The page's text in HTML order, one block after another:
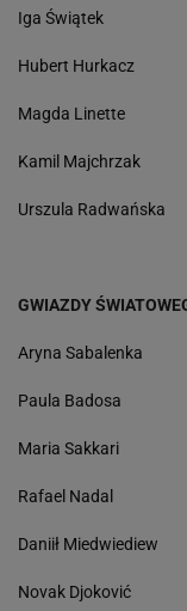
Iga Świątek
Hubert Hurkacz
Magda Linette
Kamil Majchrzak
Urszula Radwańska
GWIAZDY
Aryna Sabalenka
Paula Badosa
Maria Sakkari
Rafael Nadal
Daniił Miedwiediew
Novak Djoković